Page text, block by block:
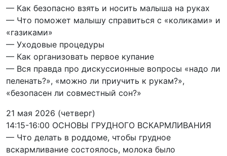
— Как безопасно взять и носить малыша на руках
— Что поможет малышу справиться с «коликами» и
«газиками»
— Уходовые процедуры
— Как организовать первое купание
— Вся правда про дискуссионные вопросы «надо ли
пеленать?», «можно ли приучить к рукам?»,
«безопасен ли совместный сон?»
21 мая 2026 (четверг)
14:15-16:00 ОСНОВЫ ГРУДНОГО ВСКАРМЛИВАНИЯ
— Что делать в роддоме, чтобы грудное
вскармливание состоялось, молока было